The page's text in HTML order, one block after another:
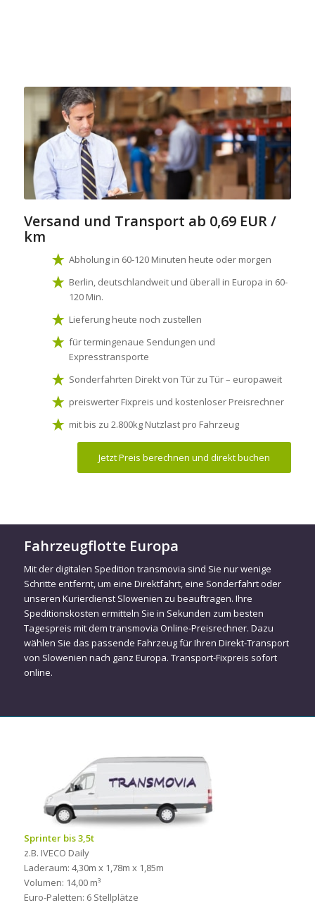
Versand und Transport ab 0,69 EUR /
km
Abholung in 60-120 Minuten heute oder morgen
Berlin, deutschlandweit und überall in Europa in 60-
120 Min.
Lieferung heute noch zustellen
für termingenaue Sendungen und
Expresstransporte
Sonderfahrten Direkt von Tür zu Tür – europaweit
preiswerter Fixpreis und kostenloser Preisrechner
mit bis zu 2.800kg Nutzlast pro Fahrzeug
Jetzt Preis berechnen und direkt buchen
Fahrzeugflotte Europa
Mit der digitalen Spedition transmovia sind Sie nur wenige
Schritte entfernt, um eine Direktfahrt, eine Sonderfahrt oder
unseren Kurierdienst Slowenien zu beauftragen. Ihre
Speditionskosten ermitteln Sie in Sekunden zum besten
Tagespreis mit dem transmovia Online-Preisrechner. Dazu
wählen Sie das passende Fahrzeug für Ihren Direkt-Transport
von Slowenien nach ganz Europa. Transport-Fixpreis sofort
online.
Sprinter bis 3,5t
z.B. IVECO Daily
Laderaum: 4,30m x 1,78m x 1,85m
Volumen: 14,00 m³
Euro-Paletten: 6 Stellplätze